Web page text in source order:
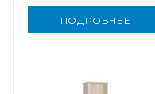
ПОДРОБНЕЕ